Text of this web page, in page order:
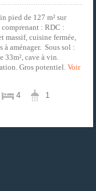
pied de 127 m² sur
comprenant : RDC :
massif, cuisine fermée,
à aménager. Sous sol :
33m², cave à vin.
Gros potentiel. Voir
4
1